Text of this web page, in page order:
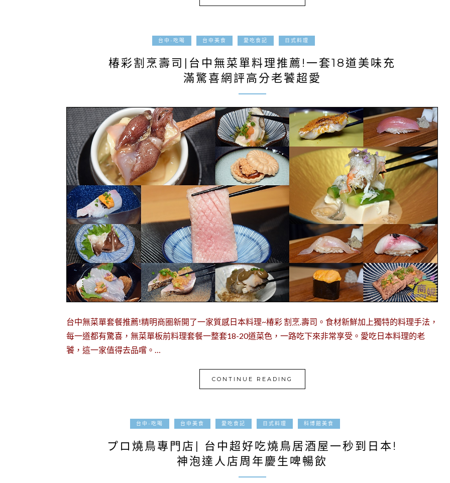
台中-吃喝 台中美食 愛吃食記 日式料理
椿彩割烹壽司|台中無菜單料理推薦!一套18道美味充
滿驚喜網評高分老饕超愛
台中無菜單套餐推薦!精明商圈新開了一家質感日本料理~椿彩 割烹.壽司。食材新鮮加上獨特的料理手法，
每一道都有驚喜，無菜單板前料理套餐一整套18-20道菜色，一路吃下來非常享受。愛吃日本料理的老
饕，這一家值得去品嚐。…
CONTINUE READING
台中-吃喝 台中美食 愛吃食記 日式料理 科博館美食
プロ燒鳥專門店| 台中超好吃燒鳥居酒屋一秒到日本!
神泡達人店周年慶生啤暢飲